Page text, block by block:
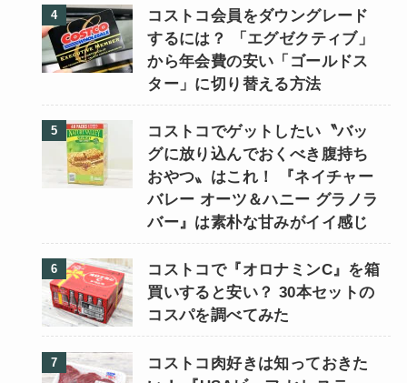
コストコ会員をダウングレード
するには？ 「エグゼクティブ」
から年会費の安い「ゴールドス
ター」に切り替える方法
コストコでゲットしたい〝バッ
グに放り込んでおくべき腹持ち
おやつ〟はこれ！ 『ネイチャー
バレー オーツ＆ハニー グラノラ
バー』は素朴な甘みがイイ感じ
コストコで『オロナミンC』を箱
買いすると安い？ 30本セットの
コスパを調べてみた
コストコ肉好きは知っておきた